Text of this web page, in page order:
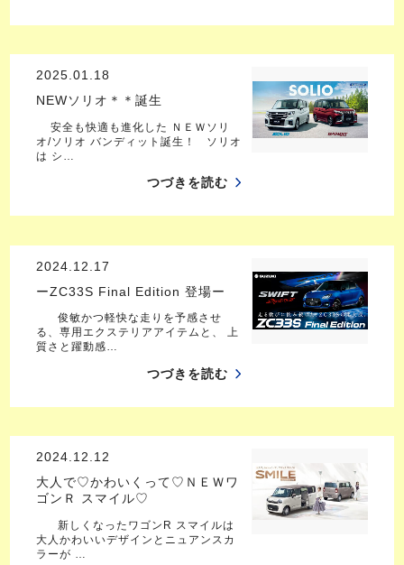
2025.01.18
NEWソリオ＊＊誕生
安全も快適も進化した ＮＥＷソリ
オ/ソリオ バンディット誕生！ ソリオ
は シ…
つづきを読む
2024.12.17
ーZC33S Final Edition 登場ー
俊敏かつ軽快な走りを予感させ
る、専用エクステリアアイテムと、 上
質さと躍動感…
つづきを読む
2024.12.12
大人で♡かわいくって♡ＮＥＷワ
ゴンＲ スマイル♡
新しくなったワゴンR スマイルは
大人かわいいデザインとニュアンスカ
ラーが …